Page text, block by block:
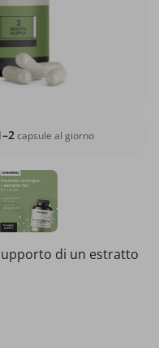
capsule al giorno
di un estratto